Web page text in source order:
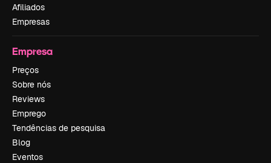
Afiliados
Empresas
Empresa
Preços
Sobre nós
Reviews
Emprego
Tendências de pesquisa
Blog
Eventos